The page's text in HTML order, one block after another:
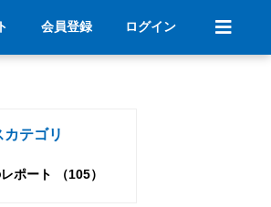
会員登録 ログイン
カテゴリ
ポート （105）